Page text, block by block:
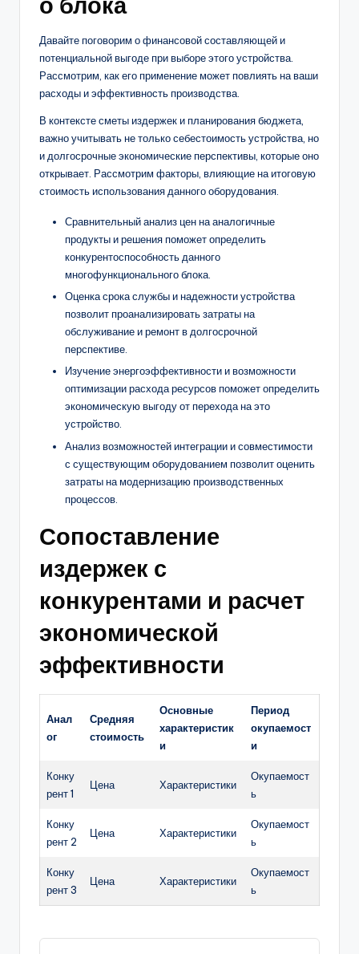
Давайте поговорим о финансовой составляющей и
потенциальной выгоде при выборе этого устройства.
Рассмотрим, как его применение может повлиять на ваши
расходы и эффективность производства.
В контексте сметы издержек и планирования бюджета,
важно учитывать не только себестоимость устройства, но
и долгосрочные экономические перспективы, которые оно
открывает. Рассмотрим факторы, влияющие на итоговую
стоимость использования данного оборудования.
Сравнительный анализ цен на аналогичные
продукты и решения поможет определить
конкурентоспособность данного
многофункционального блока.
Оценка срока службы и надежности устройства
позволит проанализировать затраты на
обслуживание и ремонт в долгосрочной
перспективе.
Изучение энергоэффективности и возможности
оптимизации расхода ресурсов поможет определить
экономическую выгоду от перехода на это
устройство.
Анализ возможностей интеграции и совместимости
с существующим оборудованием позволит оценить
затраты на модернизацию производственных
процессов.
Сопоставление
издержек с
конкурентами и расчет
экономической
эффективности
Анал
ог
Средняя
стоимость
Основные
характеристик
и
Период
окупаемост
и
Конку
рент 1
Цена Характеристики
Окупаемост
ь
Конку
рент 2
Цена Характеристики
Окупаемост
ь
Конку
рент 3
Цена Характеристики
Окупаемост
ь